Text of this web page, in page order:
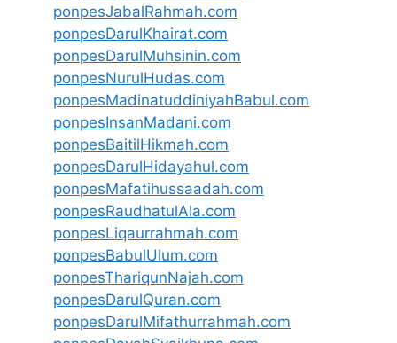
ponpesJabalRahmah.com
ponpesDarulKhairat.com
ponpesDarulMuhsinin.com
ponpesNurulHudas.com
ponpesMadinatuddiniyahBabul.com
ponpesInsanMadani.com
ponpesBaitilHikmah.com
ponpesDarulHidayahul.com
ponpesMafatihussaadah.com
ponpesRaudhatulAla.com
ponpesLiqaurrahmah.com
ponpesBabulUlum.com
ponpesThariqunNajah.com
ponpesDarulQuran.com
ponpesDarulMifathurrahmah.com